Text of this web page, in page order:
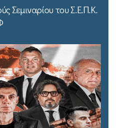
Σεμιναρίου του Σ.Ε.Π.Κ.